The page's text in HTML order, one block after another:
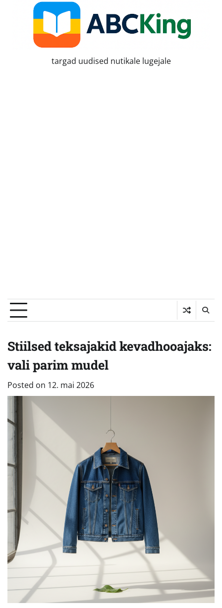
targad uudised nutikale lugejale
Stiilsed teksajakid kevadhooajaks:
vali parim mudel
Posted on 12. mai 2026